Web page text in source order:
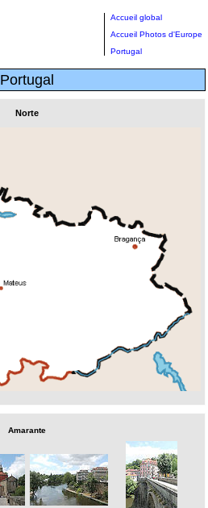
Accueil global
Accueil Photos d'Europe
Portugal
Portugal
Norte
Amarante